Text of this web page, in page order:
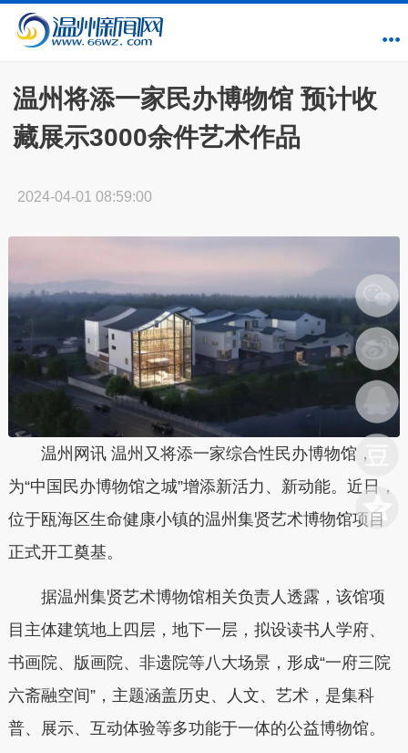
温州将添一家民办博物馆 预计收
藏展示3000余件艺术作品
2024-04-01 08:59:00
温州网讯 温州又将添一家综合性民办博物馆，
为“中国民办博物馆之城”增添新活力、新动能。近日，
位于瓯海区生命健康小镇的温州集贤艺术博物馆项目
正式开工奠基。
据温州集贤艺术博物馆相关负责人透露，该馆项
目主体建筑地上四层，地下一层，拟设读书人学府、
书画院、版画院、非遗院等八大场景，形成“一府三院
六斋融空间”，主题涵盖历史、人文、艺术，是集科
普、展示、互动体验等多功能于一体的公益博物馆。